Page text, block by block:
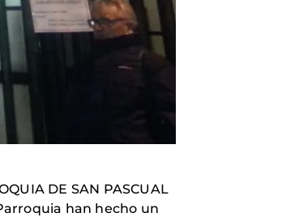
DE SAN PASCUAL
han hecho un